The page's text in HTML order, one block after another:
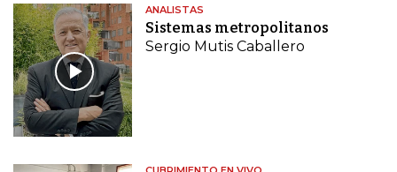
ANALISTAS
Sistemas metropolitanos
Sergio Mutis Caballero